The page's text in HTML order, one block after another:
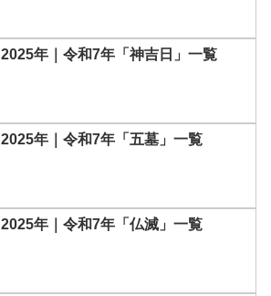
2025年｜令和7年「神吉日」一覧
2025年｜令和7年「五墓」一覧
2025年｜令和7年「仏滅」一覧